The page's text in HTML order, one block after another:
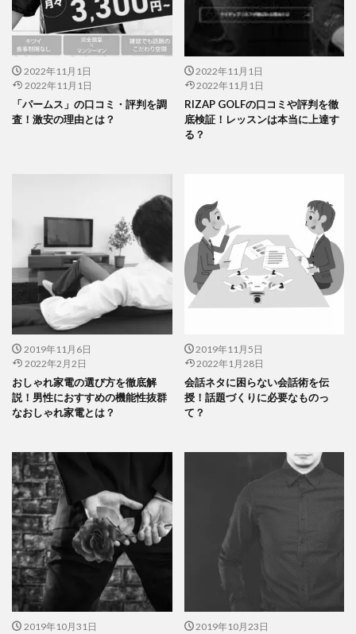
2022年11月1日
2022年11月1日
「パームス」の口コミ・評判を調
査！激安の理由とは？
2022年11月1日
2022年11月1日
RIZAP GOLFの口コミや評判を徹
底検証！レッスンは本当に上達す
る？
2019年11月6日
2022年2月2日
おしゃれ家電の選び方を徹底解
説！男性におすすめの機能性抜群
なおしゃれ家電とは？
2019年11月5日
2022年1月28日
会話ネタに困らない会話術を伝
授！話題づくりに必要なものっ
て？
2019年10月31日
2019年10月23日